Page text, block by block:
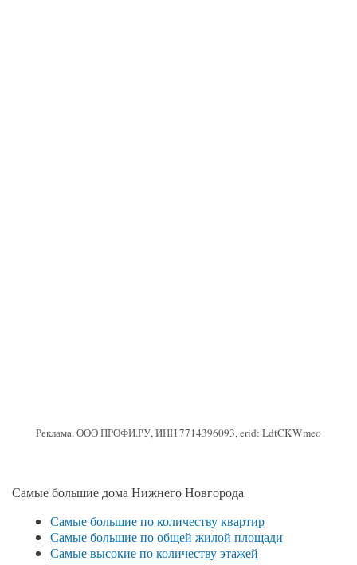
Реклама. ООО ПРОФИ.РУ, ИНН 7714396093, erid: LdtCKWmeo
Самые большие дома Нижнего Новгорода
Самые большие по количеству квартир
Самые большие по общей жилой площади
Самые высокие по количеству этажей